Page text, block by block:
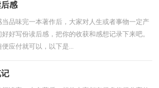
后感
当品味完一本著作后，大家对人生或者事物一定产
好写份读后感，把你的收获和感想记录下来吧。
应付就可以，以下是...
记